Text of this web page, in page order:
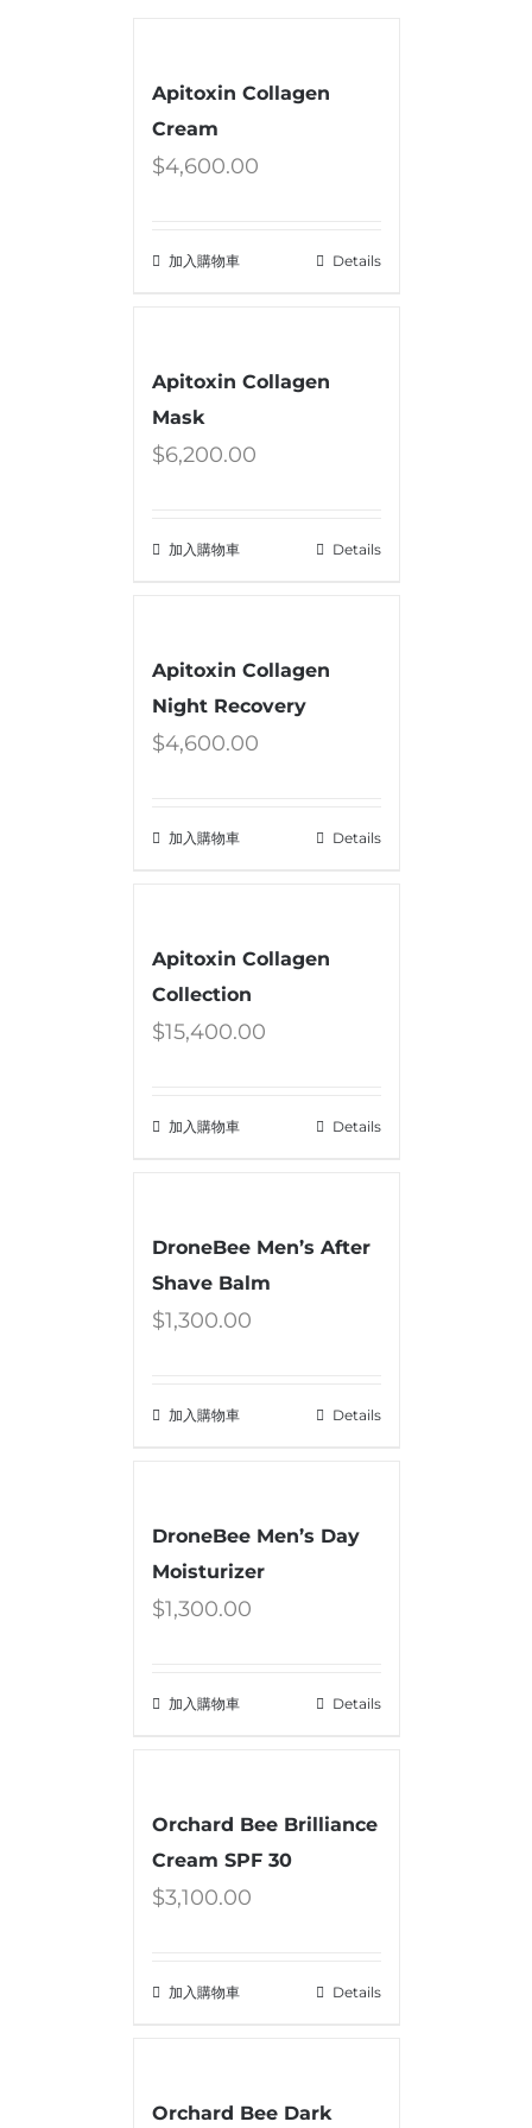
Apitoxin Collagen
Cream
$4,600.00
加入購物車 Details
Apitoxin Collagen
Mask
$6,200.00
加入購物車 Details
Apitoxin Collagen
Night Recovery
$4,600.00
加入購物車 Details
Apitoxin Collagen
Collection
$15,400.00
加入購物車 Details
DroneBee Men’s After
Shave Balm
$1,300.00
加入購物車 Details
DroneBee Men’s Day
Moisturizer
$1,300.00
加入購物車 Details
Orchard Bee Brilliance
Cream SPF 30
$3,100.00
加入購物車 Details
Orchard Bee Dark